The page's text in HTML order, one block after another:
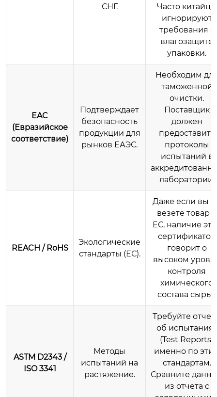
СНГ.
Часто китайцы
игнорируют
требования к
влагозащите
упаковки.
EAC
(Евразийское
соответствие)
Подтверждает
безопасность
продукции для
рынков ЕАЭС.
Необходим
таможенной
очистки.
Поставщик
должен
предоставить
протоколы
испытаний в
лаборатории.
REACH / RoHS
Экологические
стандарты (ЕС).
Даже если вы
везете товар в
ЕС, наличие
сертификатов
говорит о
высоком
контроля
химического
состава сырья.
ASTM D2343 /
ISO 3341
Методы
испытаний на
растяжение.
Требуйте
об испытаниях
(Test Reports)
именно по
стандартам.
Сравните
из отчета с